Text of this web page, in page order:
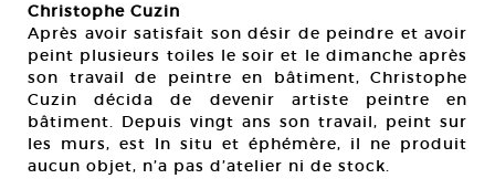
Christophe Cuzin
Après avoir satisfait son désir de peindre et avoir
peint plusieurs toiles le soir et le dimanche après
son travail de peintre en bâtiment, Christophe
Cuzin décida de devenir artiste peintre en
bâtiment. Depuis vingt ans son travail, peint sur
les murs, est In situ et éphémère, il ne produit
aucun objet, n’a pas d’atelier ni de stock.